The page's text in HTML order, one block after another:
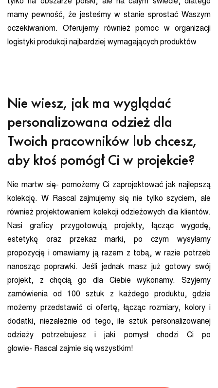
mamy pewność, że jesteśmy w stanie sprostać Waszym
oczekiwaniom. Oferujemy również pomoc w organizacji
logistyki produkcji najbardziej wymagających produktów
Nie wiesz, jak ma wyglądać
personalizowana odzież dla
Twoich pracowników lub chcesz,
aby ktoś pomógł Ci w projekcie?
Nie martw się- pomożemy Ci zaprojektować jak najlepszą
kolekcję. W Rascal zajmujemy się nie tylko szyciem, ale
również projektowaniem kolekcji odzieżowych dla klientów.
Nasi graficy przygotowują projekty, łącząc wygodę,
estetykę oraz przekaz marki, po czym wysyłamy
propozycję i omawiamy ją razem z tobą, w razie potrzeb
nanosząc poprawki. Jeśli jednak masz już gotowy swój
projekt, z chęcią go dla Ciebie wykonamy. Szyjemy
zamówienia od 100 sztuk z każdego produktu, gdzie
możemy przedstawić ci ofertę, łącząc rozmiary, kolory i
dodatki, niezależnie od tego, ile sztuk personalizowanej
odzieży potrzebujesz i jaki pomysł chodzi Ci po
głowie- Rascal zajmie się wszystkim!